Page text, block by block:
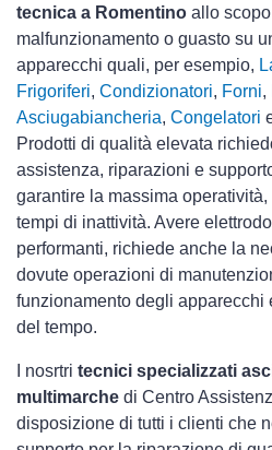
tecnica a Romentino allo
malfunzionamento o guasto su
apparecchi quali, per esempio,
Frigoriferi, Condizionatori, Forni,
Asciugabiancheria, Congelatori
Prodotti di qualità elevata
assistenza, riparazioni e
garantire la massima
tempi di inattività. Avere
performanti, richiede anche la
dovute operazioni di
funzionamento degli apparecchi
del tempo.
I nosrtri tecnici specializzati
multimarche di Centro
disposizione di tutti i clienti che